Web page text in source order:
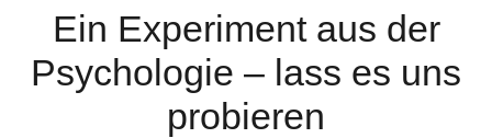
Ein Experiment aus der
Psychologie – lass es uns
probieren